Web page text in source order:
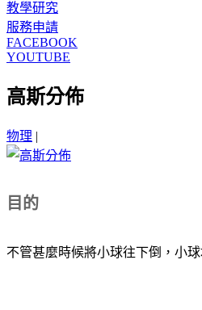
教學研究
服務申請
FACEBOOK
YOUTUBE
高斯分佈
物理 |
目的
不管甚麼時候將小球往下倒，小